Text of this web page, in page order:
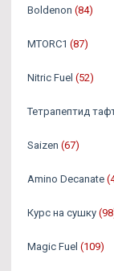
Boldenon (84)
MTORC1 (87)
Nitric Fuel (52)
Тетрапептид
Saizen (67)
Amino Decanate
Курс на сушку
Magic Fuel (109)